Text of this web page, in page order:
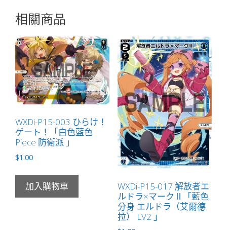
ォ
（阿
爾
芙）
LV2
」
數
量
相關商品
WXDi-P15-003 ひらけ！
ゲート！「白色藍色
Piece 防衛派 」
$1.00
加入購物車
WXDi-P15-017 解放者エ
ルドラ×マークⅡ「藍色
分身 エルドラ（艾爾德
拉） LV2 」